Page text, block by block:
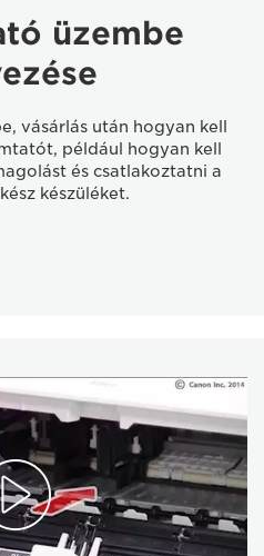
üzembe
vásárlás után hogyan kell
például hogyan kell
és csatlakoztatni a
készüléket.